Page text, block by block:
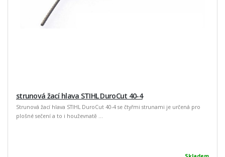
strunová žací hlava STIHL DuroCut 40-4
Strunová žací hlava STIHL DuroCut 40-4 se čtyřmi strunami je určená pro
plošné sečení a to i houževnatě ...